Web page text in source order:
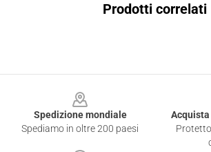
Prodotti correlati
Spedizione mondiale
Spediamo in oltre 200 paesi